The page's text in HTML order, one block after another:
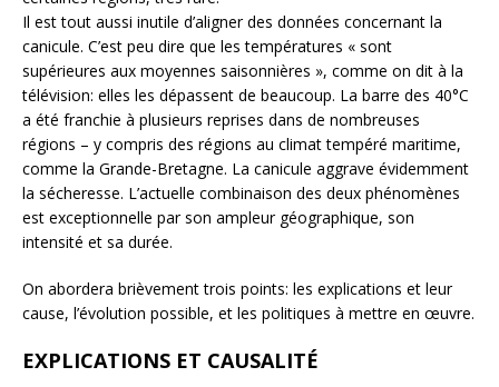
Il est tout aussi inutile d’aligner des données concernant la
canicule. C’est peu dire que les températures « sont
supérieures aux moyennes saisonnières », comme on dit à la
télévision: elles les dépassent de beaucoup. La barre des 40°C
a été franchie à plusieurs reprises dans de nombreuses
régions – y compris des régions au climat tempéré maritime,
comme la Grande-Bretagne. La canicule aggrave évidemment
la sécheresse. L’actuelle combinaison des deux phénomènes
est exceptionnelle par son ampleur géographique, son
intensité et sa durée.
On abordera brièvement trois points: les explications et leur
cause, l’évolution possible, et les politiques à mettre en œuvre.
EXPLICATIONS ET CAUSALITÉ